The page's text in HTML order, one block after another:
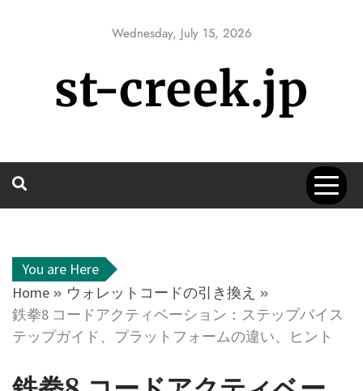
Wednesday, July 15, 2026
st-creek.jp
You are Here
Home
ウォレットコードの引き換え
鉄拳8 コードアクティベーション：ステップバイス
テップガイド、プラットフォームの違い、ヒント